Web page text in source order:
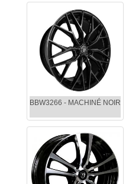
BBW3266 - MACHINÉ NOIR